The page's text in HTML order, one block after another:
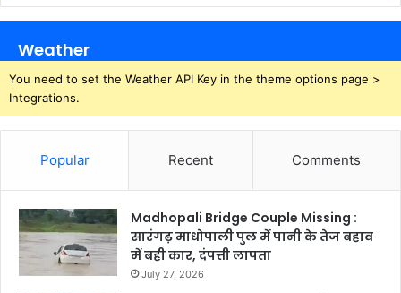
Weather
You need to set the Weather API Key in the theme options page >
Integrations.
Popular Recent Comments
Madhopali Bridge Couple Missing :
सारंगढ़ माधोपाली पुल में पानी के तेज बहाव
में बही कार, दंपत्ती लापता
July 27, 2026